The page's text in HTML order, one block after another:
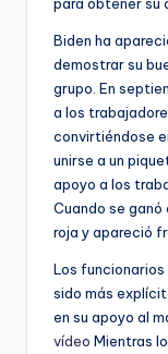
Biden ha
demostrar su
grupo. En
a los
convirtiéndose
unirse a un
apoyo a los
Cuando se
roja y apareció
Los funcionarios
sido más
en su apoyo al
vídeo Mientras